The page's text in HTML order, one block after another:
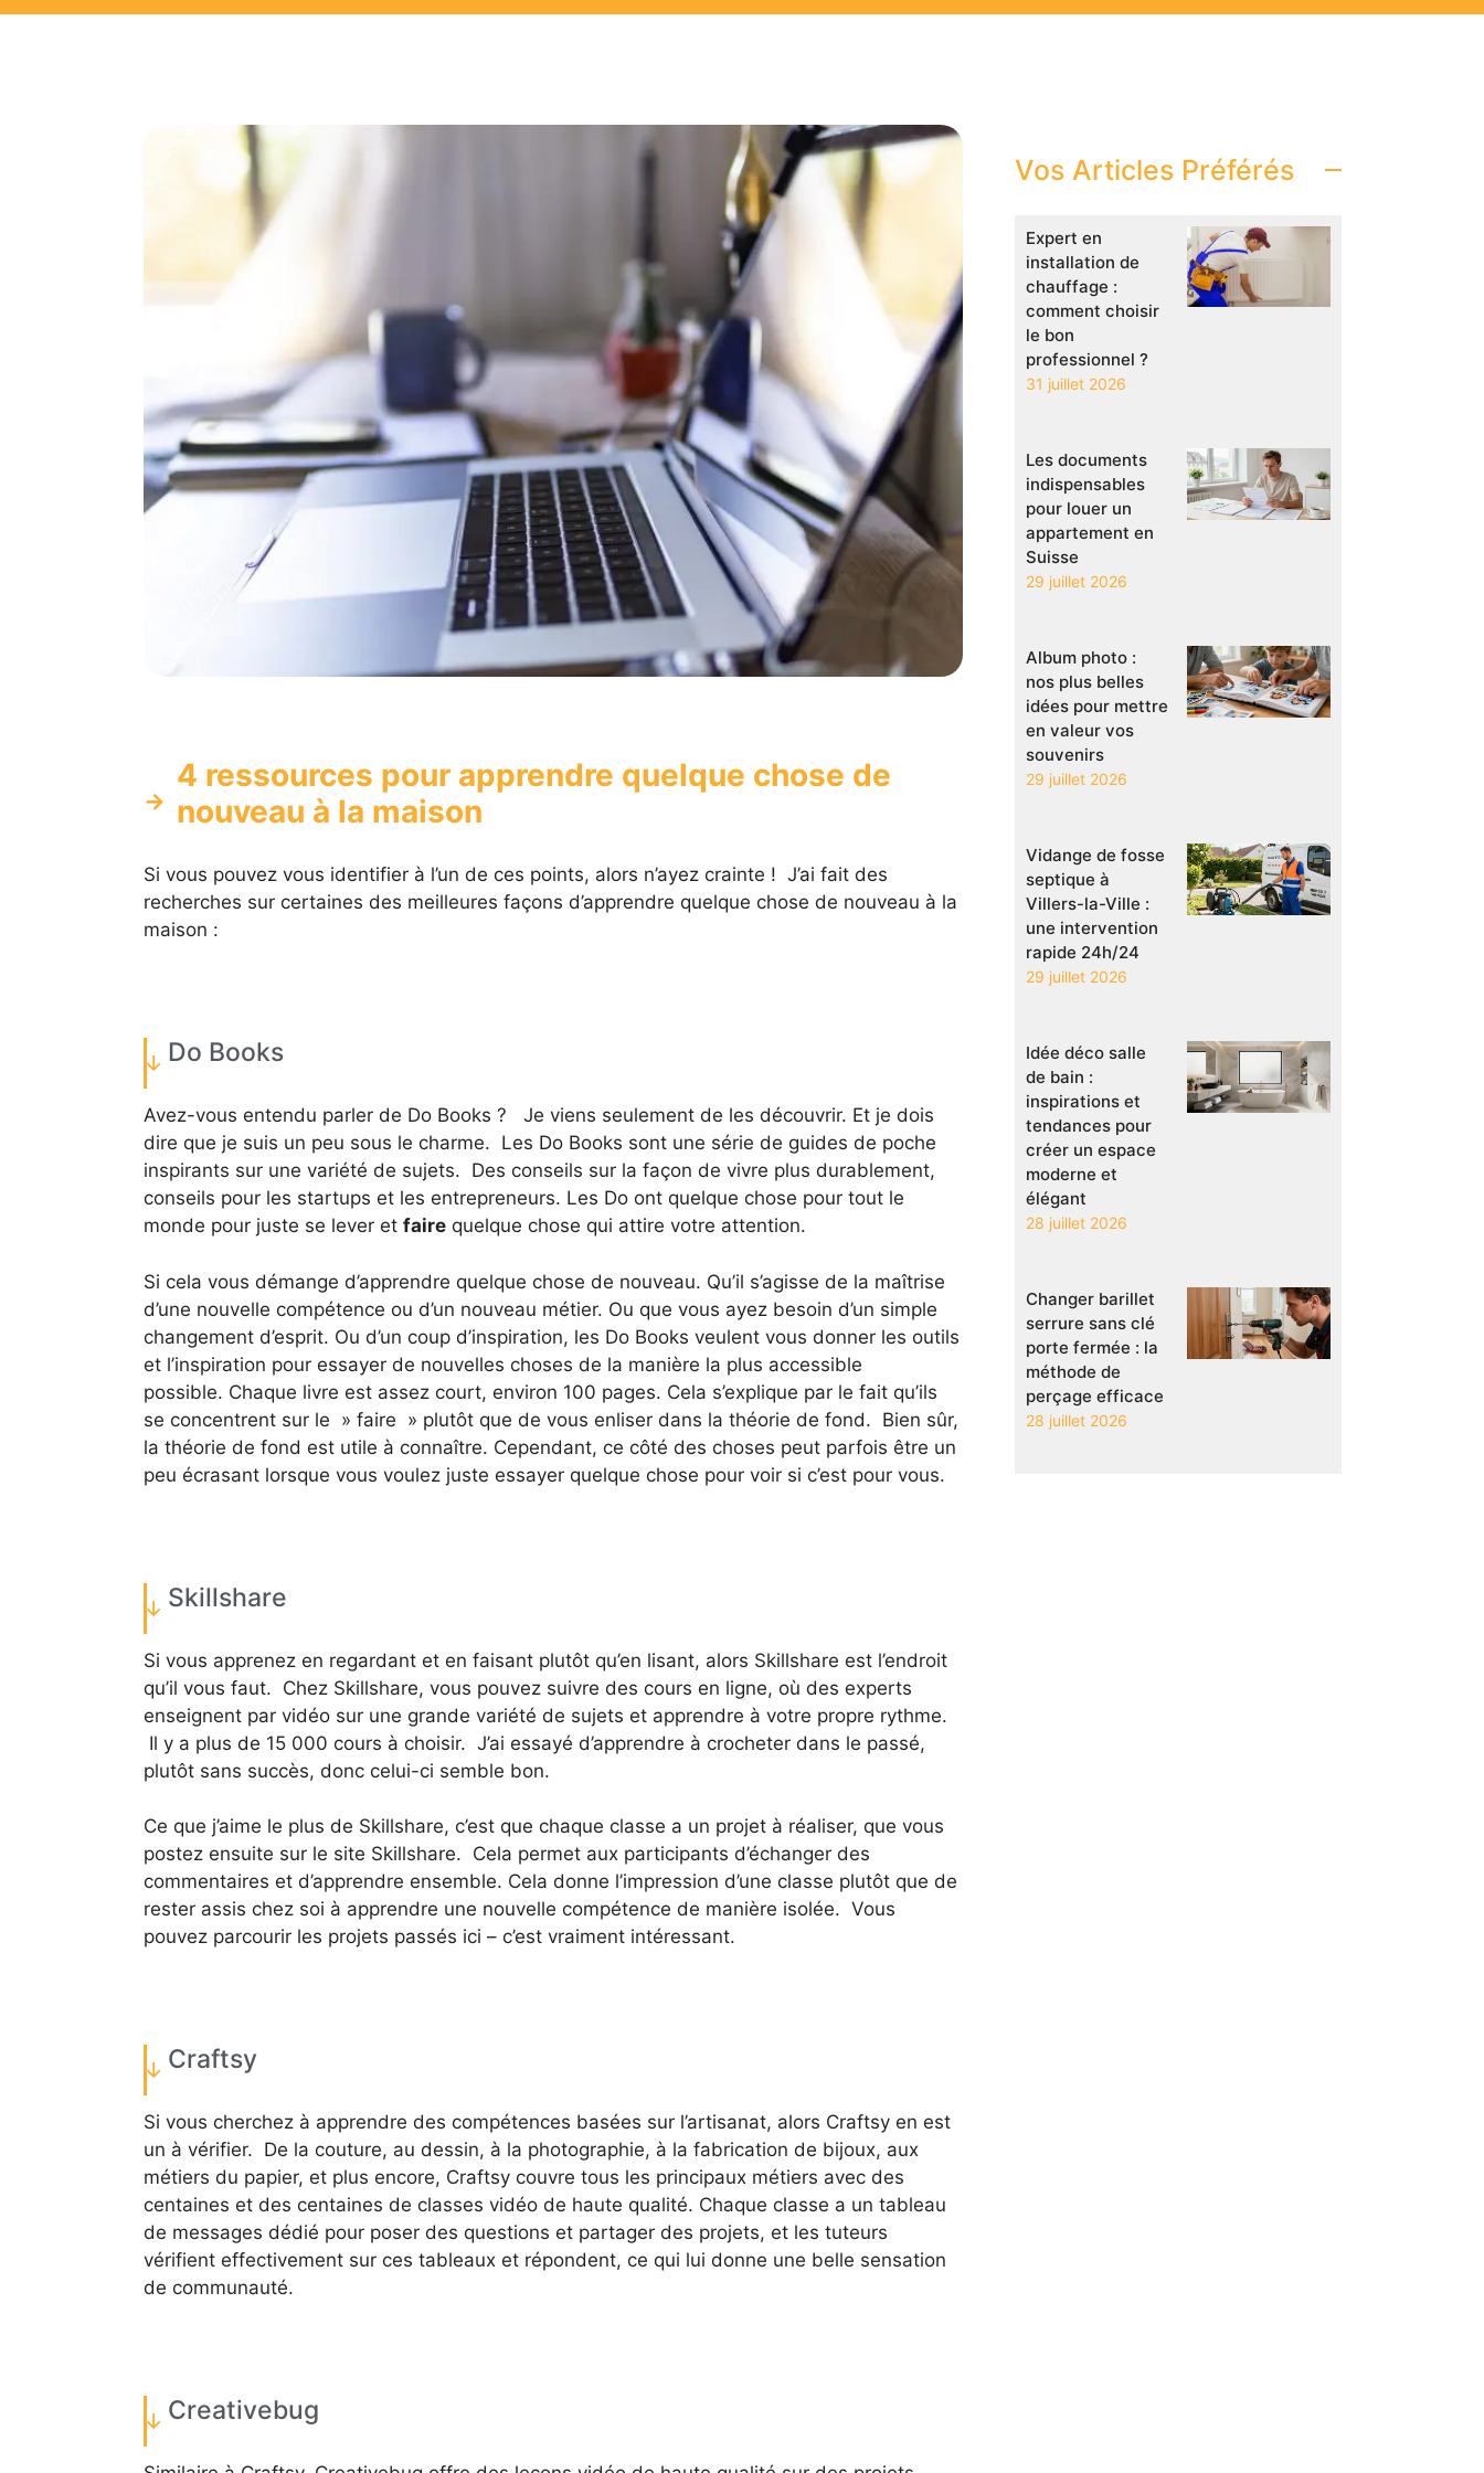
4 ressources pour apprendre quelque chose de
nouveau à la maison
Si vous pouvez vous identifier à l’un de ces points, alors n’ayez crainte ! J’ai fait des
recherches sur certaines des meilleures façons d’apprendre quelque chose de nouveau à la
maison :
Do Books
Avez-vous entendu parler de Do Books ? Je viens seulement de les découvrir. Et je dois
dire que je suis un peu sous le charme. Les Do Books sont une série de guides de poche
inspirants sur une variété de sujets. Des conseils sur la façon de vivre plus durablement,
conseils pour les startups et les entrepreneurs. Les Do ont quelque chose pour tout le
monde pour juste se lever et fairequelque chose qui attire votre attention.
Si cela vous démange d’apprendre quelque chose de nouveau. Qu’il s’agisse de la maîtrise
d’une nouvelle compétence ou d’un nouveau métier. Ou que vous ayez besoin d’un simple
changement d’esprit. Ou d’un coup d’inspiration, les Do Books veulent vous donner les outils
et l’inspiration pour essayer de nouvelles choses de la manière la plus accessible
possible. Chaque livre est assez court, environ 100 pages. Cela s’explique par le fait qu’ils
se concentrent sur le » faire » plutôt que de vous enliser dans la théorie de fond. Bien sûr,
la théorie de fond est utile à connaître. Cependant, ce côté des choses peut parfois être un
peu écrasant lorsque vous voulez juste essayer quelque chose pour voir si c’est pour vous.
Skillshare
Si vous apprenez en regardant et en faisant plutôt qu’en lisant, alors Skillshare est l’endroit
qu’il vous faut. Chez Skillshare, vous pouvez suivre des cours en ligne, où des experts
enseignent par vidéo sur une grande variété de sujets et apprendre à votre propre rythme.
Il y a plus de 15 000 cours à choisir. J’ai essayé d’apprendre à crocheter dans le passé,
plutôt sans succès, donc celui-ci semble bon.
Ce que j’aime le plus de Skillshare, c’est que chaque classe a un projet à réaliser, que vous
postez ensuite sur le site Skillshare. Cela permet aux participants d’échanger des
commentaires et d’apprendre ensemble. Cela donne l’impression d’une classe plutôt que de
rester assis chez soi à apprendre une nouvelle compétence de manière isolée. Vous
pouvez parcourir les projets passés ici – c’est vraiment intéressant.
Craftsy
Si vous cherchez à apprendre des compétences basées sur l’artisanat, alors Craftsy en est
un à vérifier. De la couture, au dessin, à la photographie, à la fabrication de bijoux, aux
métiers du papier, et plus encore, Craftsy couvre tous les principaux métiers avec des
centaines et des centaines de classes vidéo de haute qualité. Chaque classe a un tableau
de messages dédié pour poser des questions et partager des projets, et les tuteurs
vérifient effectivement sur ces tableaux et répondent, ce qui lui donne une belle sensation
de communauté.
Creativebug
Vos Articles Préférés
Expert en
installation de
chauffage :
comment choisir
le bon
professionnel ?
31 juillet 2026
Les documents
indispensables
pour louer un
appartement en
Suisse
29 juillet 2026
Album photo :
nos plus belles
idées pour mettre
en valeur vos
souvenirs
29 juillet 2026
Vidange de fosse
septique à
Villers-la-Ville :
une intervention
rapide 24h/24
29 juillet 2026
Idée déco salle
de bain :
inspirations et
tendances pour
créer un espace
moderne et
élégant
28 juillet 2026
Changer barillet
serrure sans clé
porte fermée : la
méthode de
perçage efficace
28 juillet 2026